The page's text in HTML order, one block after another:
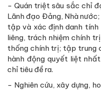
- Quán triệt sâu sắc chỉ
Lãnh đạo Đảng, Nhà
tập và xác định danh
liêng, trách nhiệm chính
thống chính trị; tập trung
hành động quyết liệt
chỉ tiêu đề ra.
- Nghiên cứu, xây dựng,